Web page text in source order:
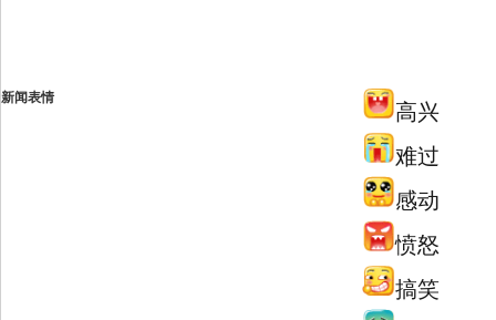
新闻表情
高兴
难过
感动
愤怒
搞笑